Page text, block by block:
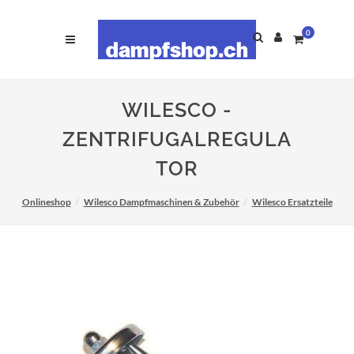
0
WILESCO -
ZENTRIFUGALREGULA
TOR
Onlineshop Wilesco Dampfmaschinen & Zubehör Wilesco Ersatzteile